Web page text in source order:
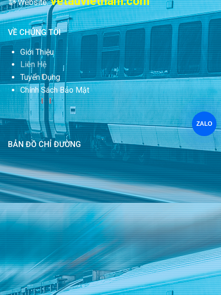
Website:
VỀ CHÚNG TÔI
Giới Thiệu
Liên Hệ
Tuyển Dụng
Chính Sách Bảo Mật
BẢN ĐỒ CHỈ ĐƯỜNG
ZALO